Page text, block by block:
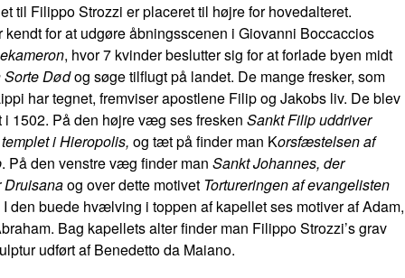
til Filippo Strozzi er placeret til højre for hovedalteret.
kendt for at udgøre åbningsscenen i Giovanni Boccaccios
, hvor 7 kvinder beslutter sig for at forlade byen midt
Sorte Dødog søge tilflugt på landet. De mange fresker, som
har tegnet, fremviser apostlene Filip og Jakobs liv. De blev
1502. På den højre væg ses fresken Sankt Filip uddriver
i Hieropolis, og tæt på finder man Korsfæstelsen af
. På den venstre væg finder man Sankt Johannes, der
og over dette motivet Tortureringen af evangelisten
I den buede hvælving i toppen af kapellet ses motiver af Adam,
Bag kapellets alter finder man Filippo Strozzi’s grav
udført af Benedetto da Maiano.